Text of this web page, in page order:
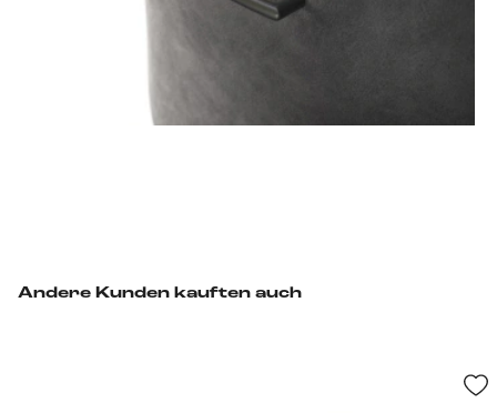
Stuhlgriff hinzufügen
Andere Kunden kauften auch